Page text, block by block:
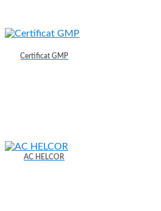
Certificat GMP
AC HELCOR